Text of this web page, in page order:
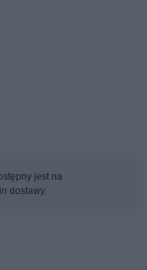
jest na
dostawy.